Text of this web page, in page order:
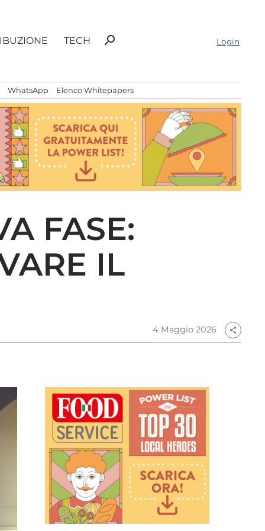
TECH
Ricerca
search Login
WhatsApp Elenco Whitepapers
FASE:
IL
4 Maggio 2026 share